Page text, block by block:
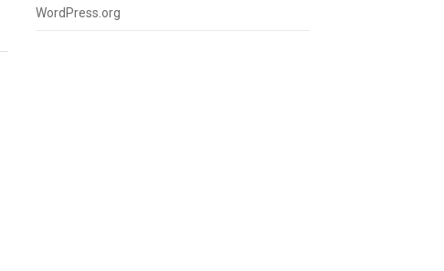
WordPress.org